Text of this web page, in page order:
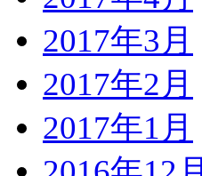
2017年3月
2017年2月
2017年1月